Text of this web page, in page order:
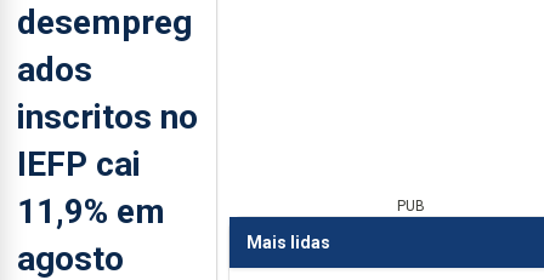
desempreg
ados
inscritos no
IEFP cai
11,9% em
agosto
PUB
Mais lidas